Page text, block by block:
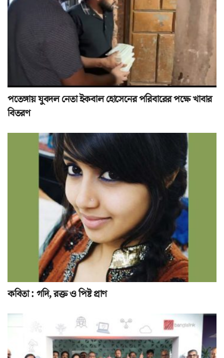
পতেঙ্গায় যুবদল নেতা ইকবাল হোসেনের পরিবারের পক্ষে খাবার
বিতরণ
কবিতা : গদি, রক্ত ও পিষ্ট প্রাণ